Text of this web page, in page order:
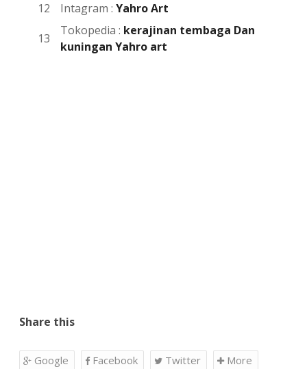
Intagram : Yahro Art
Tokopedia : kerajinan tembaga Dan
kuningan Yahro art
Share this
Google Facebook Twitter More